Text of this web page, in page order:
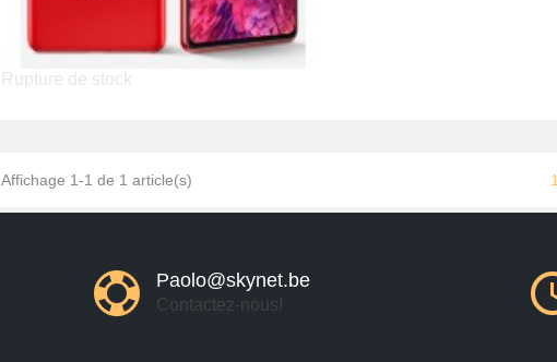
Rupture de stock
Affichage 1-1 de 1 article(s)
Paolo@skynet.be
Contactez-nous!